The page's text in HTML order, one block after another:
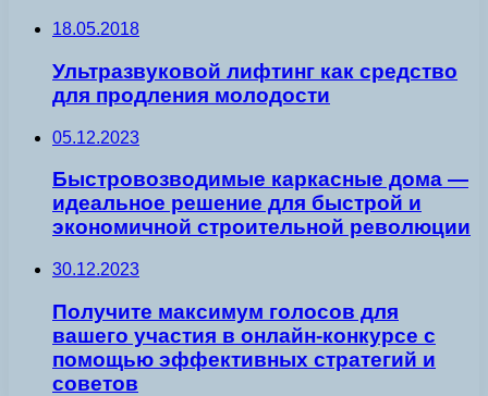
18.05.2018
Ультразвуковой лифтинг как средство
для продления молодости
05.12.2023
Быстровозводимые каркасные дома —
идеальное решение для быстрой и
экономичной строительной революции
30.12.2023
Получите максимум голосов для
вашего участия в онлайн-конкурсе с
помощью эффективных стратегий и
советов